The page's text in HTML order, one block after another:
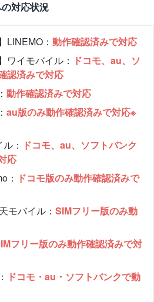
対応状況
LINEMO： 動作確認済みで対応
ワイモバイル： ドコモ、au、ソ
認済みで対応
動作確認済みで対応
au版のみ動作確認済みで対応※
： ドコモ、au、ソフトバンク
応
： ドコモ版のみ動作確認済みで
モバイル： SIMフリー版のみ動
フリー版のみ動作確認済みで対
ドコモ・au・ソフトバンクで動